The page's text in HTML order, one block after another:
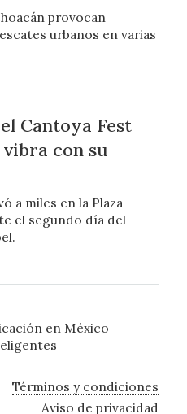
provocan
urbanos en varias
Cantoya Fest
con su
a miles en la Plaza
el segundo día del
en México
Términos y condiciones
Aviso de privacidad